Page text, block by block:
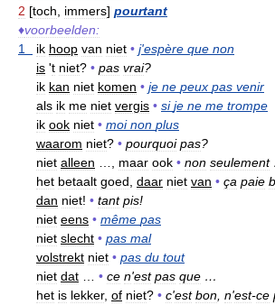
2 [toch immers] pourtant
♦voorbeelden:
1
ik hoop van niet • j'espère que non
is 't niet? • pas vrai?
ik kan niet komen • je ne peux pas venir
als ik me niet vergis • si je ne me trompe
ik ook niet • moi non plus
waarom niet? • pourquoi pas?
niet alleen maar ook • non seulement
het betaalt goed daar niet van • ça paie
dan niet! • tant pis!
niet eens • même pas
niet slecht • pas mal
volstrekt niet • pas du tout
niet dat • ce n'est pas que …
het is lekker, of niet? • c'est bon n'est-ce